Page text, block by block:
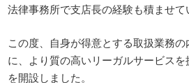
法律事務所で支店長の経験も積ませて
この度、自身が得意とする取扱業務
に、より質の高いリーガルサービス
を開設しました。